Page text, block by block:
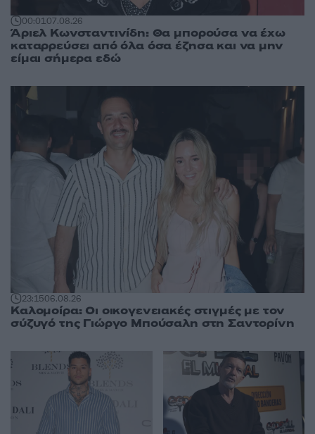
00:0107.08.26
Άριελ Κωνσταντινίδη: Θα μπορούσα να έχω
καταρρεύσει από όλα όσα έζησα και να μην
είμαι σήμερα εδώ
23:1506.08.26
Καλομοίρα: Οι οικογενειακές στιγμές με τον
σύζυγό της Γιώργο Μπούσαλη στη Σαντορίνη